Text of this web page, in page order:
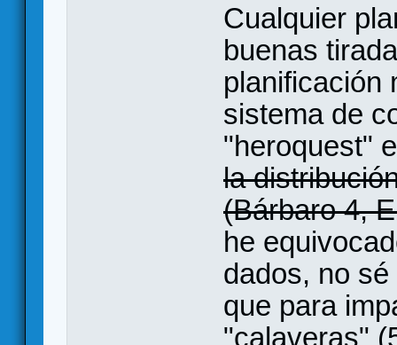
Cualquier
buenas
planificación
sistema de
"heroquest"
la
(Bárbaro 4,
he
dados, no
que para
"calaveras"